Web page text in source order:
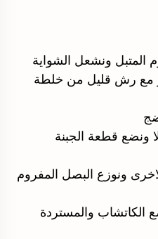
المتبل ونشعل الشواية
مع رش قليل من خلطة
ونضع قطعة الجبنة
ونوزع البصل المفروم
الكاتشاب والمستردة